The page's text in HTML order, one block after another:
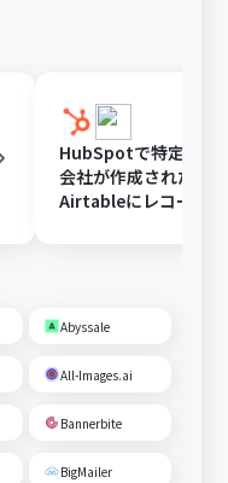
HubSpotで特定条件
会社が作成されたら、
Airtableにレコード
Abyssale
All-Images.ai
Bannerbite
BigMailer